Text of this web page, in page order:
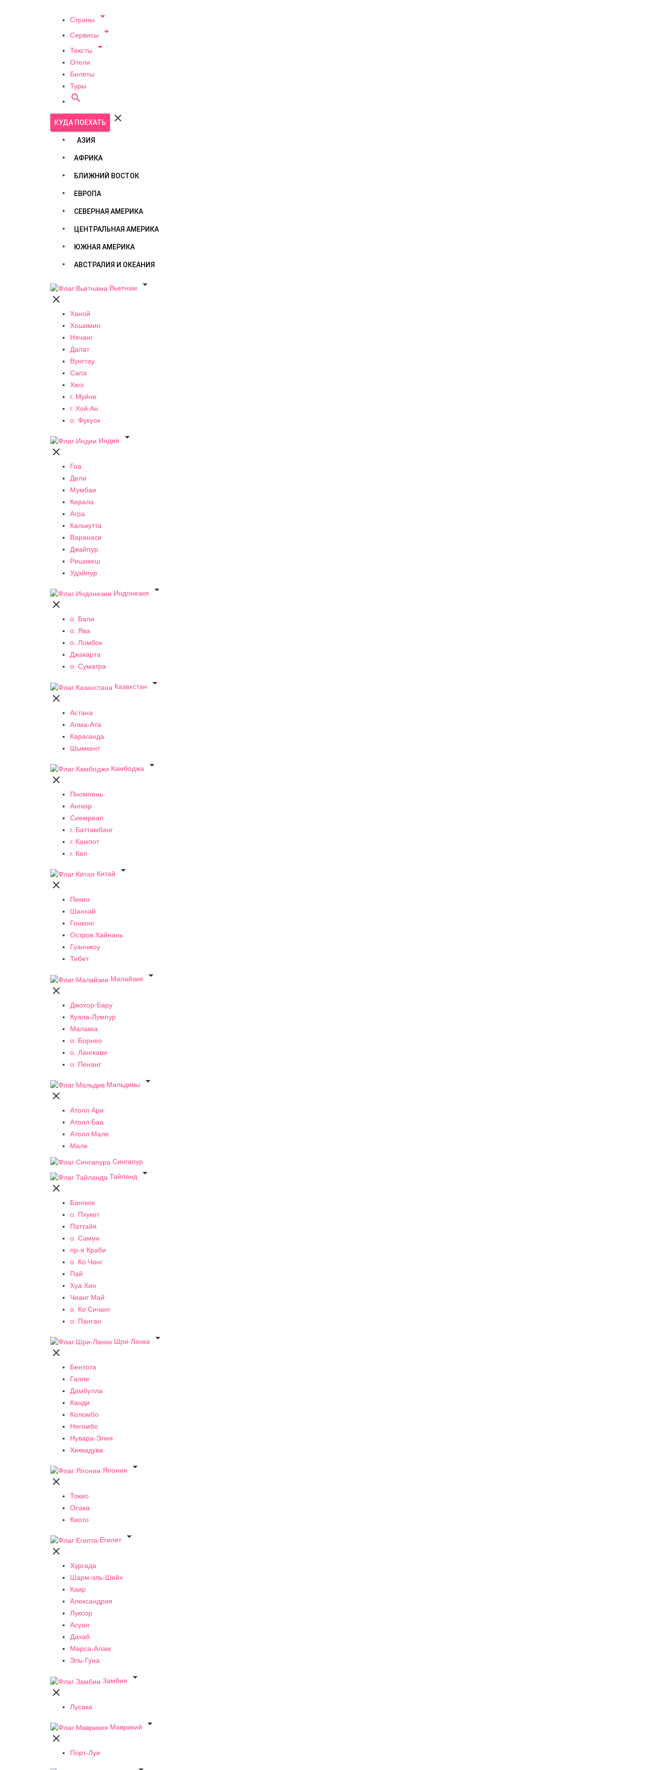
Страны 
Сервисы 
Тексты 
Отели
Билеты
Туры

КУДА ПОЕХАТЬ 
АЗИЯ
АФРИКА
БЛИЖНИЙ ВОСТОК
ЕВРОПА
СЕВЕРНАЯ АМЕРИКА
ЦЕНТРАЛЬНАЯ АМЕРИКА
ЮЖНАЯ АМЕРИКА
АВСТРАЛИЯ И ОКЕАНИЯ
Вьетнам


Ханой
Хошимин
Нячанг
Далат
Вунгтау
Сапа
Хюэ
г. Муйне
г. Хой Ан
о. Фукуок
Индия


Гоа
Дели
Мумбаи
Керала
Агра
Калькутта
Варанаси
Джайпур
Ришикеш
Удайпур
Индонезия


о. Бали
о. Ява
о. Ломбок
Джакарта
о. Суматра
Казахстан


Астана
Алма-Ата
Караганда
Шымкент
Камбоджа


Пномпень
Ангкор
Сиемреап
г. Баттамбанг
г. Кампот
г. Кеп
Китай


Пекин
Шанхай
Гонконг
Остров Хайнань
Гуанчжоу
Тибет
Малайзия


Джохор-Бару
Куала-Лумпур
Малакка
о. Борнео
о. Лангкави
о. Пенанг
Мальдивы


Атолл Ари
Атолл Баа
Атолл Мале
Мале
Сингапур
Тайланд


Бангкок
о. Пхукет
Паттайя
о. Самуи
пр-я Краби
о. Ко Чанг
Пай
Хуа Хин
Чианг Май
о. Ко Сичанг
о. Панган
Шри-Ланка


Бентота
Галле
Дамбулла
Канди
Коломбо
Негомбо
Нувара-Элия
Хиккадува
Япония


Токио
Осака
Киото
Египет


Хургада
Шарм-эль-Шейх
Каир
Александрия
Луксор
Асуан
Дахаб
Марса-Алам
Эль-Гуна
Замбия


Лусака
Маврикий


Порт-Луи